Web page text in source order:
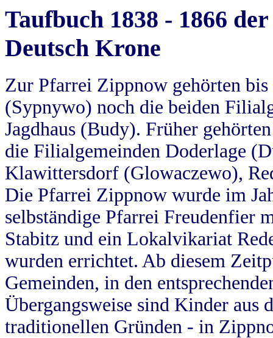
Taufbuch 1838 - 1866
Deutsch Krone
Zur Pfarrei Zippnow gehörten
(Sypnywo) noch die beiden
Jagdhaus (Budy). Früher
die Filialgemeinden Doderlage
Klawittersdorf (Glowaczewo),
Die Pfarrei Zippnow wurde im
selbständige Pfarrei Freudenfier
Stabitz und ein Lokalvikariat
wurden errichtet. Ab diesem
Gemeinden, in den
Übergangsweise sind Kinder aus
traditionellen Gründen - in